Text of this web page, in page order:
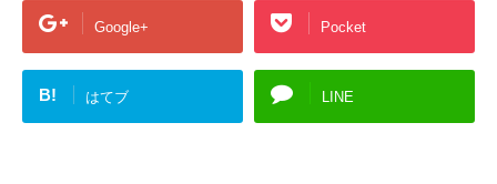
Google+ Pocket
B! はてブ LINE